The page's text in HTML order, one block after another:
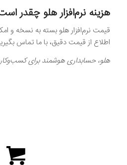
هزینه نرم‌افزار هلو چقدر
قیمت نرم‌افزار هلو بسته به نسخه و
اطلاع از قیمت دقیق، با ما تماس
هلو، حسابداری هوشمند برای